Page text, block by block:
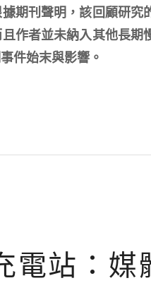
期刊聲明，該回顧研究
作者並未納入其他長期
件始末與影響。
電站：媒